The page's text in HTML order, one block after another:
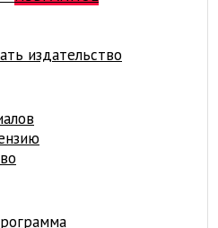
издательство